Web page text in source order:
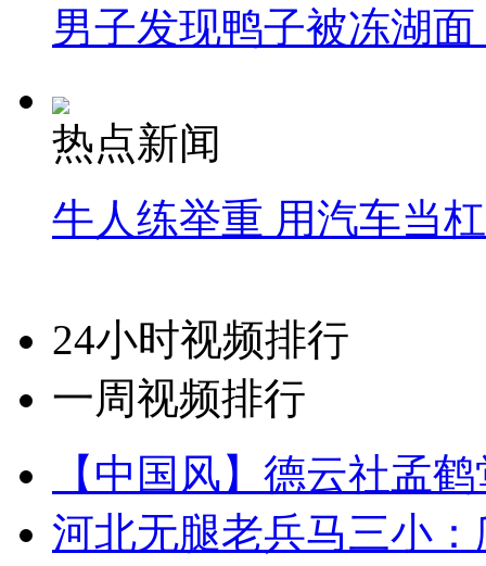
男子发现鸭子被冻湖
热点新闻
牛人练举重 用汽车当
24小时视频排行
一周视频排行
【中国风】德云社孟
河北无腿老兵马三小